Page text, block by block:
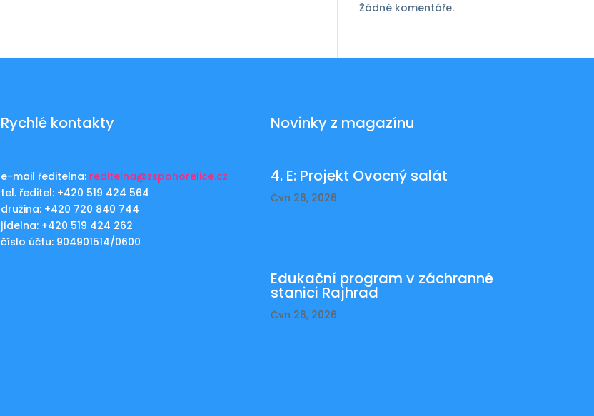
Žádné komentáře.
Rychlé kontakty
e-mail ředitelna: reditelna@zspohorelice.cz
tel. ředitel: +420 519 424 564
družina: +420 720 840 744
jídelna: +420 519 424 262
číslo účtu: 904901514/0600
Novinky z magazínu
4. E: Projekt Ovocný salát
Čvn 26, 2026
Edukační program v záchranné
stanici Rajhrad
Čvn 26, 2026